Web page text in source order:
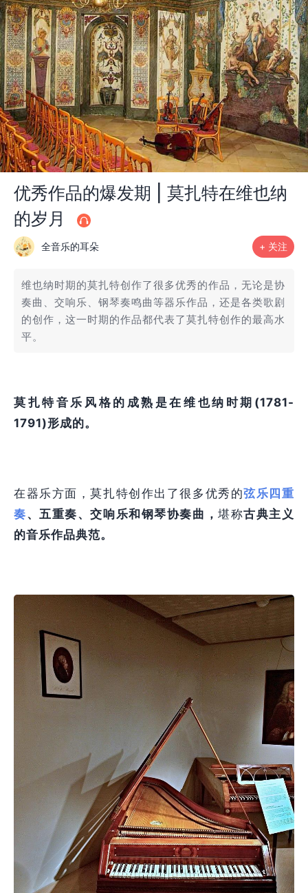
优秀作品的爆发期 | 莫扎特在维也纳
的岁月
全音乐的耳朵 + 关注
维也纳时期的莫扎特创作了很多优秀的作品，无论是协
奏曲、交响乐、钢琴奏鸣曲等器乐作品，还是各类歌剧
的创作，这一时期的作品都代表了莫扎特创作的最高水
平。
莫扎特音乐风格的成熟是在维也纳时期(1781-
1791)形成的。
在器乐方面，莫扎特创作出了很多优秀的弦乐四重
奏、五重奏、交响乐和钢琴协奏曲，堪称古典主义
的音乐作品典范。